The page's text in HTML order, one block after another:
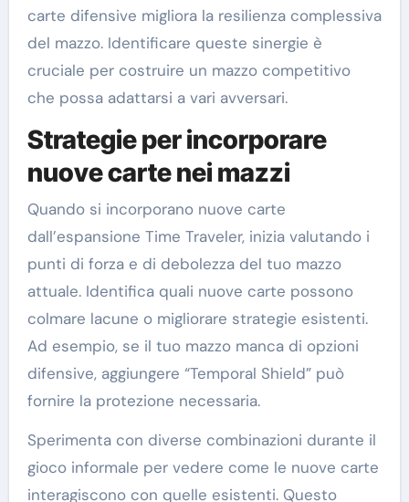
carte difensive migliora la resilienza complessiva
del mazzo. Identificare queste sinergie è
cruciale per costruire un mazzo competitivo
che possa adattarsi a vari avversari.
Strategie per incorporare
nuove carte nei mazzi
Quando si incorporano nuove carte
dall’espansione Time Traveler, inizia valutando i
punti di forza e di debolezza del tuo mazzo
attuale. Identifica quali nuove carte possono
colmare lacune o migliorare strategie esistenti.
Ad esempio, se il tuo mazzo manca di opzioni
difensive, aggiungere “Temporal Shield” può
fornire la protezione necessaria.
Sperimenta con diverse combinazioni durante il
gioco informale per vedere come le nuove carte
interagiscono con quelle esistenti. Questo